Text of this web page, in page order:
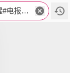
旺财超级签续费到期提醒#电报搜jdios88.orr